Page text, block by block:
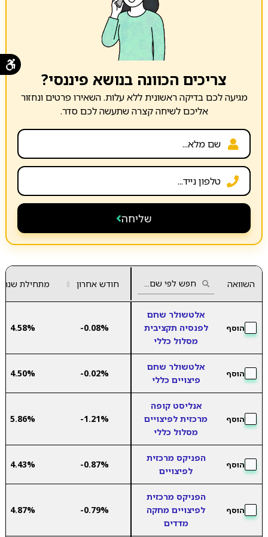
צריכים הכוונה בנושא פיננסי?
מגיעה לכם בדיקה ראשונית ללא עלות. השאירו פרטים ונחזור
אליכם לשיחה קצרה שתעשה לכם סדר.
שליחה
השוואה חודש אחרון ▲
▼ מתחילת שנה
הוסף
אלטשולר שחם
לפנסיה תקציבית
מסלול כללי
-0.08%
4.58%
הוסף
אלטשולר שחם
פיצויים כללי
-0.02%
4.50%
הוסף
אנליסט קופה
מרכזית לפיצויים
מסלול כללי
-1.21%
5.86%
הוסף
הפניקס מרכזית
לפיצויים
-0.87%
4.43%
הוסף
הפניקס מרכזית
לפיצויים מחקה
מדדים
-0.79%
4.87%